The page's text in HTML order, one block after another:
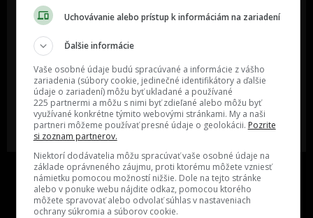
Oslov reklamou viac ako milión
ľudí v rôznych vekových
kategóriách a na rôznych
sociálnych sieťach a nakopni svoj
biznis alebo produkt.
MÁM ZÁUJEM O
SPOLUPRÁCU
mali určite napísať?
POŠLI NÁM TIP NA ČLÁNOK
Uchovávanie alebo prístup k informáciám na zariadení
Ďalšie informácie
Vaše osobné údaje budú spracúvané a informácie z vášho
zariadenia (súbory cookie, jedinečné identifikátory a ďalšie
údaje o zariadení) môžu byť ukladané a používané
225 partnermi a môžu s nimi byť zdieľané alebo môžu byť
využívané konkrétne týmito webovými stránkami. My a naši
partneri môžeme používať presné údaje o geolokácii. Pozrite
si zoznam partnerov.
Niektorí dodávatelia môžu spracúvať vaše osobné údaje na
základe oprávneného záujmu, proti ktorému môžete vzniesť
námietku pomocou možností nižšie. Dole na tejto stránke
alebo v ponuke webu nájdite odkaz, pomocou ktorého
môžete spravovať alebo odvolať súhlas v nastaveniach
ochrany súkromia a súborov cookie.